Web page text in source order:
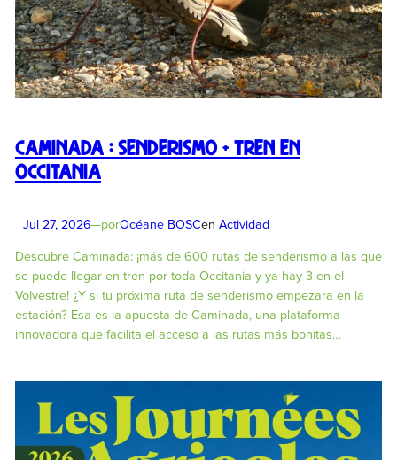
Caminada : Senderismo + tren en
Occitania
Jul 27, 2026—porOcéane BOSCen Actividad
Descubre Caminada: ¡más de 600 rutas de senderismo a las que
se puede llegar en tren por toda Occitania y ya hay 3 en el
Volvestre! ¿Y si tu próxima ruta de senderismo empezara en la
estación? Esa es la apuesta de Caminada, una plataforma
innovadora que facilita el acceso a las rutas más bonitas…